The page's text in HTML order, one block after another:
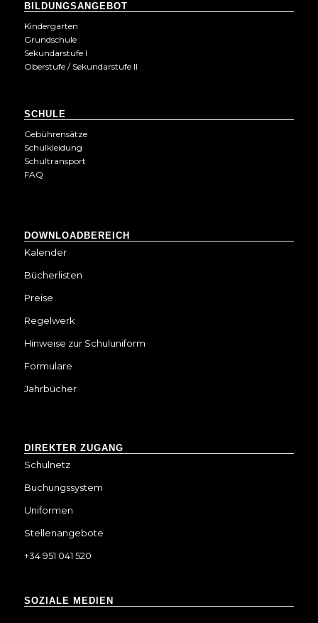
BILDUNGSANGEBOT
Kindergarten
Grundschule
Sekundarstufe I
Oberstufe / Sekundarstufe II
SCHULE
Gebührensätze
Schulkleidung
Schultransport
FAQ
DOWNLOADBEREICH
Kalender
Bücherlisten
Preise
Regelwerk
Hinweise zur Schuluniform
Formulare
Jahrbücher
DIREKTER ZUGANG
Schulnetz
Buchungssystem
Uniformen
Stellenangebote
+34 951 041 520
SOZIALE MEDIEN